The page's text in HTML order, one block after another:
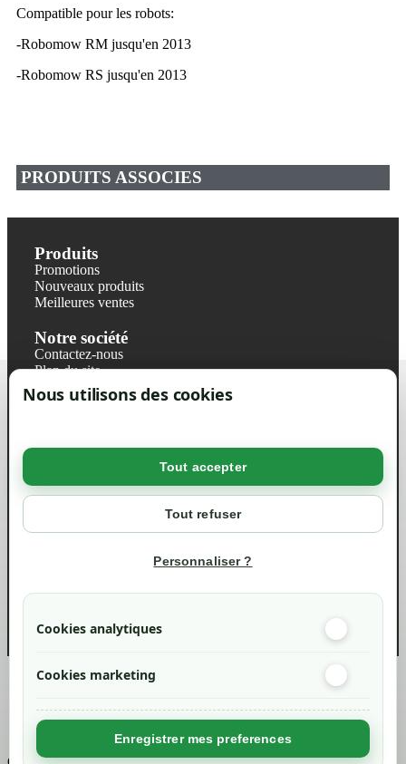
Nous utilisons des cookies
Tout accepter
Tout refuser
Personnaliser ?
Cookies analytiques
Cookies marketing
Enregistrer mes preferences
Compatible pour les robots:
-Robomow RM jusqu'en 2013
-Robomow RS jusqu'en 2013
PRODUITS ASSOCIES
Produits
Promotions
Nouveaux produits
Meilleures ventes
Notre société
Contactez-nous
Plan du site
Magasin
Mentions légales
Politique de confidentialité RGPD
Votre compte
info@green-tech-shop.com
Created byNageoconcept